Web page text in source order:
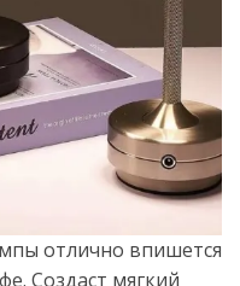
отлично впишется
Создаст мягкий